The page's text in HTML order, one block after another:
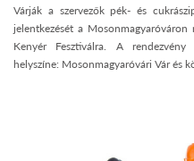
Várják a szervezők pék- és
jelentkezését a
Kenyér Fesztiválra. A
helyszíne: Mosonmagyaróvári Vár és